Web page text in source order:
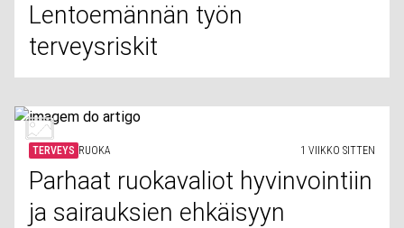
Lentoemännän työn
terveysriskit
TERVEYS RUOKA 1 VIIKKO SITTEN
Parhaat ruokavaliot hyvinvointiin
ja sairauksien ehkäisyyn